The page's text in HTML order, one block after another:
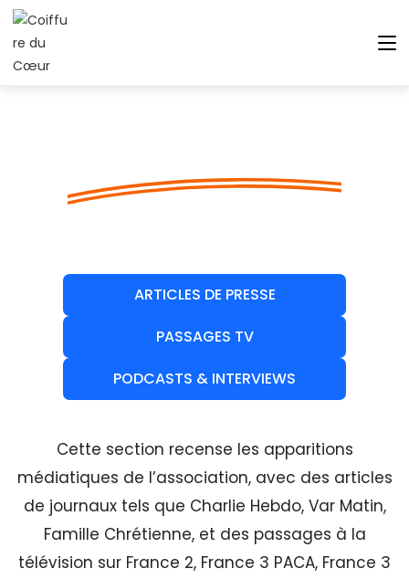
ARTICLES DE PRESSE
PASSAGES TV
PODCASTS & INTERVIEWS
Cette section recense les apparitions
médiatiques de l’association, avec des articles
de journaux tels que Charlie Hebdo, Var Matin,
Famille Chrétienne, et des passages à la
télévision sur France 2, France 3 PACA, France 3